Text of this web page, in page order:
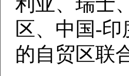
区、中国-
的自贸区联